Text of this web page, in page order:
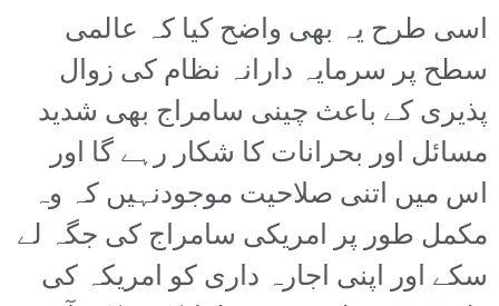
اسی طرح یہ بھی واضح کیا کہ عالمی
سطح پر سرمایہ دارانہ نظام کی زوال
پذیری کے باعث چینی سامراج بھی شدید
مسائل اور بحرانات کا شکار رہے گا اور
اس میں اتنی صلاحیت موجودنہیں کہ وہ
مکمل طور پر امریکی سامراج کی جگہ لے
سکے اور اپنی اجارہ داری کو امریکہ کی